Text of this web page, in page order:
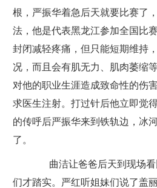
根，严振华着急后天就要比赛了
法，他是代表黑龙江参加全国比
封闭减轻疼痛，但只能短期维持
况，而且会有肌无力、肌肉萎缩
对他的职业生涯造成致命性的伤
求医生注射。打过针后他立即觉
的传呼后严振华来到铁轨边，冰
了。
曲洁让爸爸后天到现场看
们才踏实。严红听姐妹们说了盖